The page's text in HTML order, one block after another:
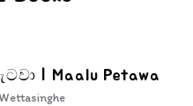
| Maalu Petawa